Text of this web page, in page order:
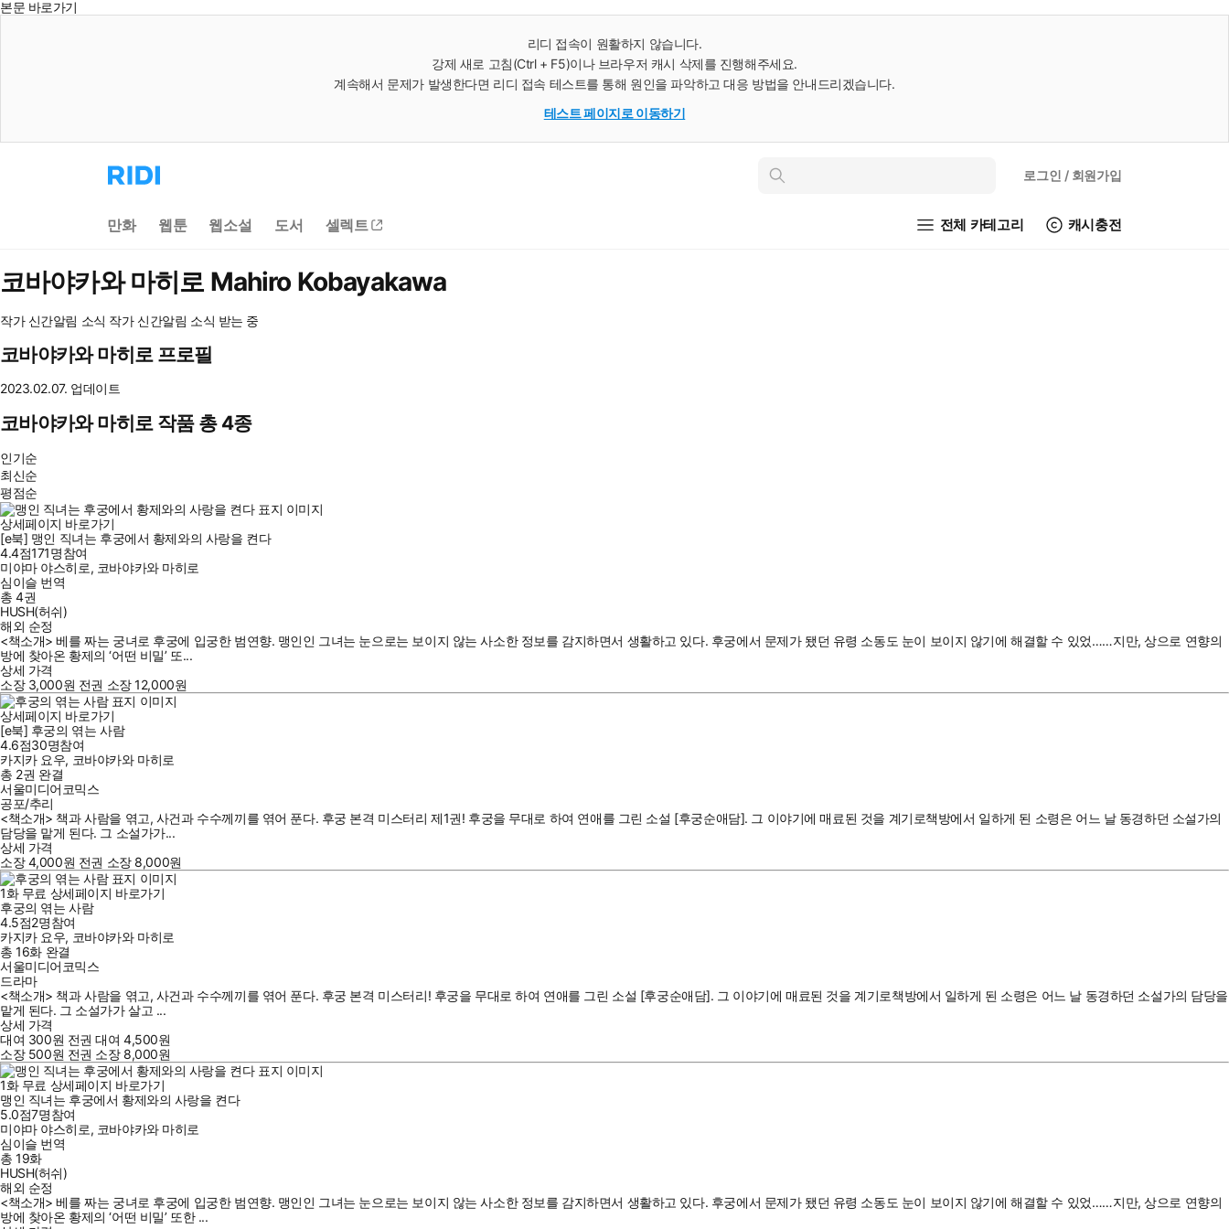
본문 바로가기
리디 접속이 원활하지 않습니다.
강제 새로 고침(Ctrl + F5)이나 브라우저 캐시 삭제를 진행해주세요.
계속해서 문제가 발생한다면 리디 접속 테스트를 통해 원인을 파악하고 대응 방법을 안내드리겠습니다.
테스트 페이지로 이동하기
리
디
으
로
인
로그인 / 회원가입
만화 웹툰 웹소설 도서 셀렉트 전체 카테고리 캐시충전
코바야카와 마히로 Mahiro Kobayakawa
작가 신간알림 소식 작가 신간알림 소식 받는 중
코바야카와 마히로 프로필
2023.02.07. 업데이트
코바야카와 마히로 작품 총 4종
인기순
최신순
평점순
상세페이지 바로가기
[e북] 맹인 직녀는 후궁에서 황제와의 사랑을 켠다
4.4점171명참여
미야마 야스히로, 코바야카와 마히로
심이슬 번역
총 4권
HUSH(허쉬)
해외 순정
<책소개> 베를 짜는 궁녀로 후궁에 입궁한 범연향. 맹인인 그녀는 눈으로는 보이지 않는 사소한 정보를 감지하면서 생활하고 있다. 후궁에서 문제가 됐던 유령 소동도 눈이 보이지 않기에 해결할 수 있었……지만, 상으로 연향의
방에 찾아온 황제의 ‘어떤 비밀’ 또...
상세 가격
소장 3,000원 전권 소장12,000원
상세페이지 바로가기
[e북] 후궁의 엮는 사람
4.6점30명참여
카지카 요우, 코바야카와 마히로
총 2권 완결
서울미디어코믹스
공포/추리
<책소개> 책과 사람을 엮고, 사건과 수수께끼를 엮어 푼다. 후궁 본격 미스터리 제1권! 후궁을 무대로 하여 연애를 그린 소설 [후궁순애담]. 그 이야기에 매료된 것을 계기로책방에서 일하게 된 소령은 어느 날 동경하던 소설가의
담당을 맡게 된다. 그 소설가가...
상세 가격
소장4,000원 전권 소장 8,000원
1화 무료 상세페이지 바로가기
후궁의 엮는 사람
4.5점2명참여
카지카 요우, 코바야카와 마히로
총 16화 완결
서울미디어코믹스
드라마
<책소개> 책과 사람을 엮고, 사건과 수수께끼를 엮어 푼다. 후궁 본격 미스터리! 후궁을 무대로 하여 연애를 그린 소설 [후궁순애담]. 그 이야기에 매료된 것을 계기로책방에서 일하게 된 소령은 어느 날 동경하던 소설가의 담당을
맡게 된다. 그 소설가가 살고 ...
상세 가격
대여 300원 전권 대여4,500원
소장 500원 전권 소장 8,000원
1화 무료 상세페이지 바로가기
맹인 직녀는 후궁에서 황제와의 사랑을 켠다
5.0점7명참여
미야마 야스히로, 코바야카와 마히로
심이슬 번역
총 19화
HUSH(허쉬)
해외 순정
<책소개> 베를 짜는 궁녀로 후궁에 입궁한 범연향. 맹인인 그녀는 눈으로는 보이지 않는 사소한 정보를 감지하면서 생활하고 있다. 후궁에서 문제가 됐던 유령 소동도 눈이 보이지 않기에 해결할 수 있었……지만, 상으로 연향의
방에 찾아온 황제의 ‘어떤 비밀’ 또한 ...